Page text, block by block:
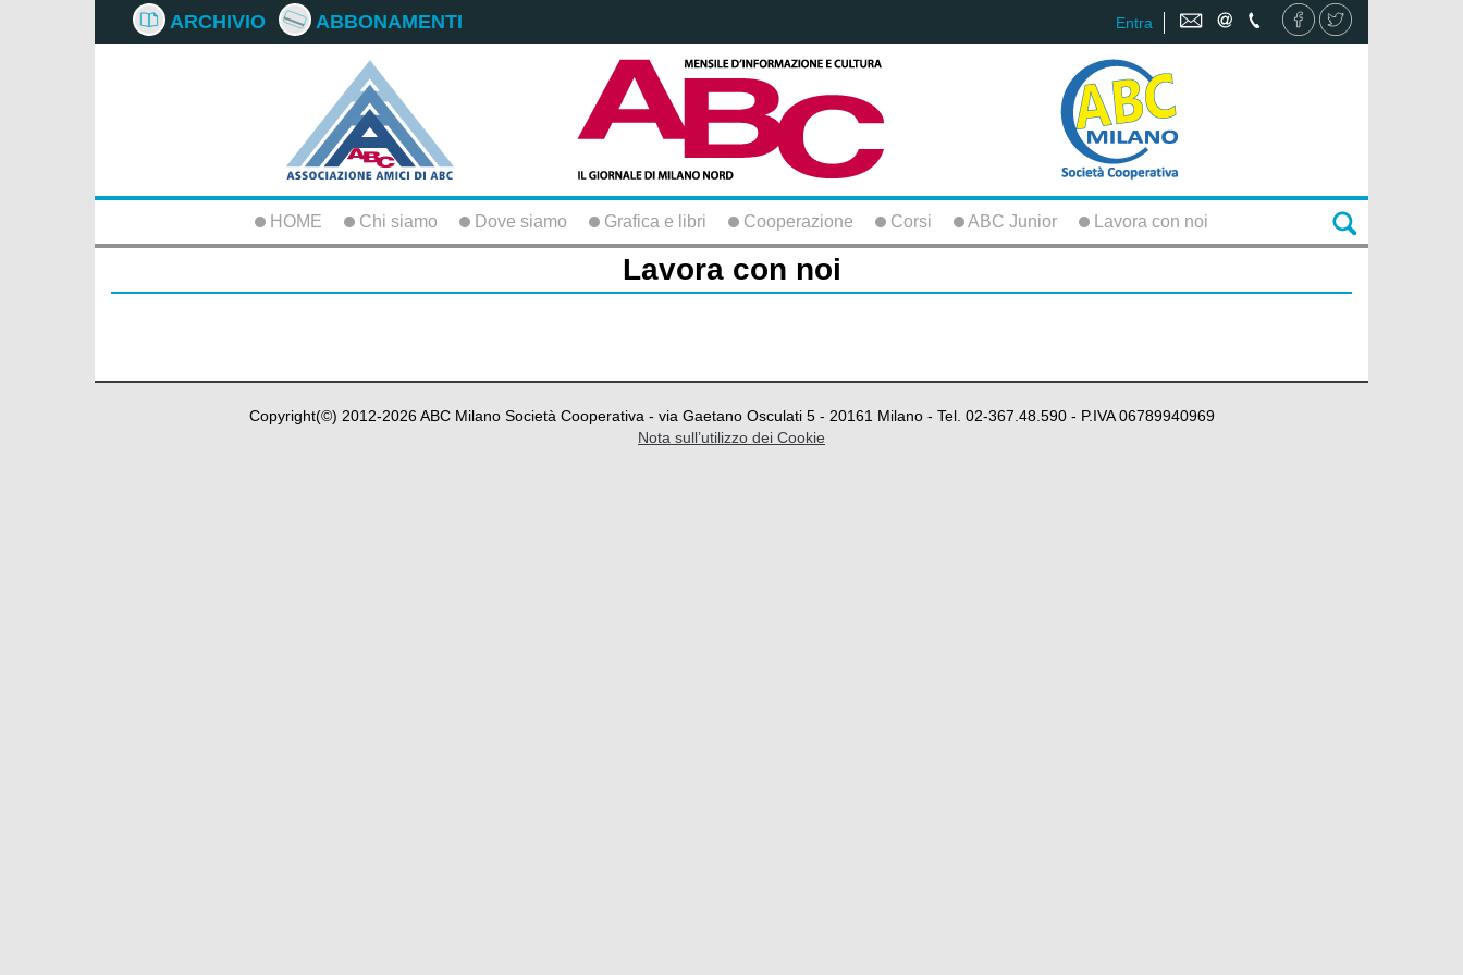
ARCHIVIO ABBONAMENTI Entra
HOME Chi siamo Dove siamo Grafica e libri Cooperazione Corsi ABC Junior Lavora con noi
Lavora con noi
Copyright(©) 2012-2026ABC Milano Società Cooperativa - via Gaetano Osculati 5 - 20161 Milano - Tel. 02-367.48.590 - P.IVA 06789940969
Nota sull’utilizzo dei Cookie